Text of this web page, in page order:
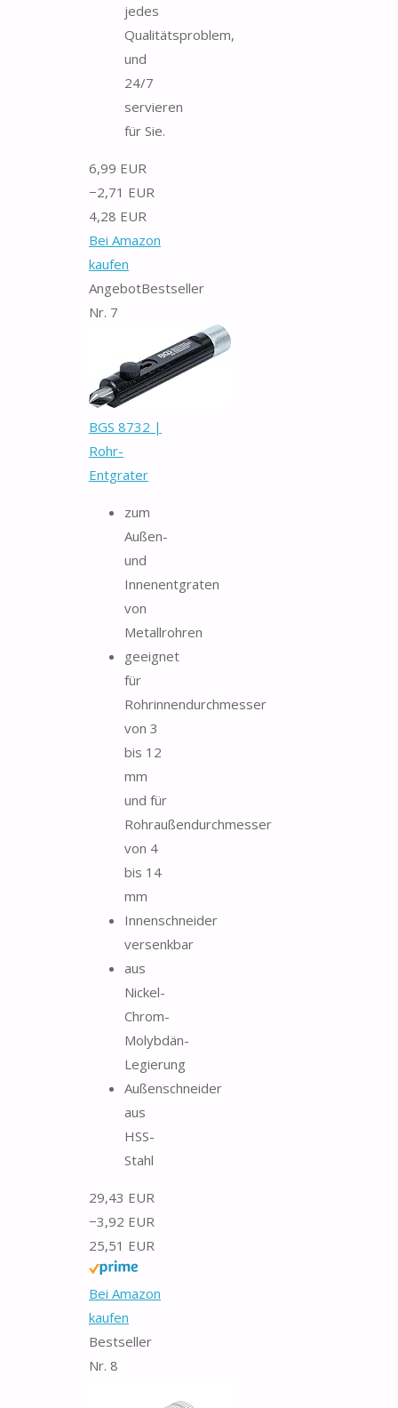
jedes
Qualitätsproblem,
und
24/7
servieren
für Sie.
6,99 EUR
−2,71 EUR
4,28 EUR
Bei Amazon
kaufen
AngebotBestseller
Nr. 7
BGS 8732 |
Rohr-
Entgrater
zum
Außen-
und
Innenentgraten
von
Metallrohren
geeignet
für
Rohrinnendurchmesser
von 3
bis 12
mm
und für
Rohraußendurchmesser
von 4
bis 14
mm
Innenschneider
versenkbar
aus
Nickel-
Chrom-
Molybdän-
Legierung
Außenschneider
aus
HSS-
Stahl
29,43 EUR
−3,92 EUR
25,51 EUR
Bei Amazon
kaufen
Bestseller
Nr. 8